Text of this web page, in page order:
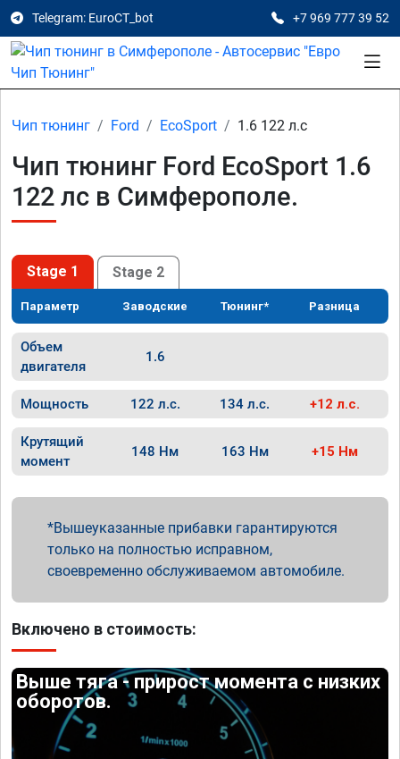
Telegram: EuroCT_bot +7 969 777 39 52
Чип тюнинг Ford EcoSport 1.6 122 л.с
Чип тюнинг Ford EcoSport 1.6
122 лс в Симферополе.
Stage 1 Stage 2
Параметр Заводские Тюнинг* Разница
Объем
двигателя
1.6
Мощность 122 л.с. 134 л.с. +12 л.с.
Крутящий
момент
148 Нм 163 Нм +15 Нм
Вышеуказанные прибавки гарантируются
только на полностью исправном,
своевременно обслуживаемом автомобиле.
Включено в стоимость:
Выше тяга - прирост момента с низких
оборотов.